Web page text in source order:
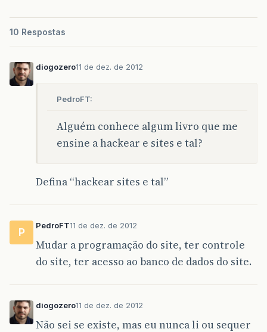
10 Respostas
diogozero11 de dez. de 2012
PedroFT:
Alguém conhece algum livro que me
ensine a hackear e sites e tal?
Defina “hackear sites e tal”
P
PedroFT11 de dez. de 2012
Mudar a programação do site, ter controle
do site, ter acesso ao banco de dados do site.
diogozero11 de dez. de 2012
Não sei se existe, mas eu nunca li ou sequer